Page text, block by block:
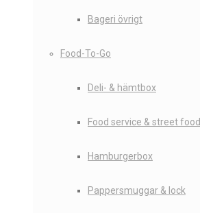
Bageri övrigt
Food-To-Go
Deli- & hämtbox
Food service & street food
Hamburgerbox
Pappersmuggar & lock